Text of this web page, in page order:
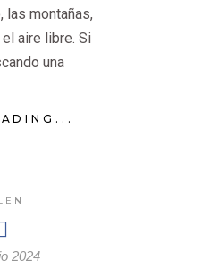
las montañas,
aire libre. Si
una
2024